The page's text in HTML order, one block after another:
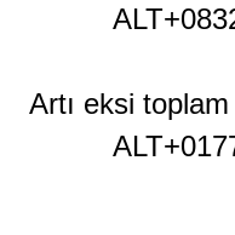
Artı eksi